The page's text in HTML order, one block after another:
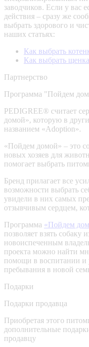
заводчиков. Если у вас
действия – сразу же
выбрать здорового и
наших статьях:
Как выбрать
Как выбрать щенка
Партнерство
Программа "Пойдем
PEDIGREE® считает
домой», которую в
названием «Adoption».
«Пойдем домой» – это
новых хозяев для
помогает выбрать
Бренд прилагает все
возможности выбрать
увидели в них самых
отзывчивым сердцем,
Программа «Пойдем
позволяет взять собаку
новоиспеченным
проекта можно найти
помощи в воспитании и
пребывания в новой
Подарки
Подарки продавца
Приобретая этого
дополнительные
продавцу